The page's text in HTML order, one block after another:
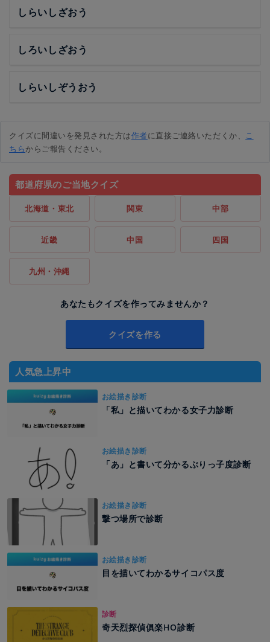
しらいしざおう
しろいしざおう
しらいしぞうおう
クイズに間違いを発見された方は作者に直接ご連絡いただくか、 こ
ちらからご報告ください。
都道府県のご当地クイズ
北海道・東北 関東 中部
近畿 中国 四国
九州・沖縄
あなたもクイズを作ってみませんか？
クイズを作る
人気急上昇中
お絵描き診断
「私」と描いてわかる女子力診断
お絵描き診断
「あ」と書いて分かるぶりっ子度診断
お絵描き診断
撃つ場所で診断
お絵描き診断
目を描いてわかるサイコパス度
診断
奇天烈探偵俱楽HO診断